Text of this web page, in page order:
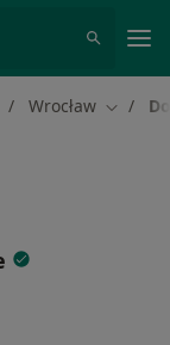
miasto
Wrocław Zmień